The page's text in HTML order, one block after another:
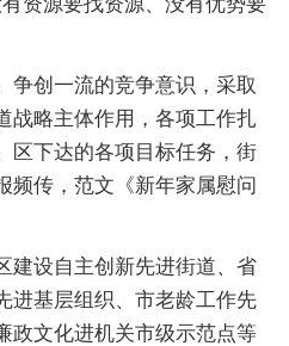
争创一流的竞争意识，采取
战略主体作用，各项工作扎
区下达的各项目标任务，街
频传，范文《新年家属慰问
建设自主创新先进街道、省
进基层组织、市老龄工作先
政文化进机关市级示范点等